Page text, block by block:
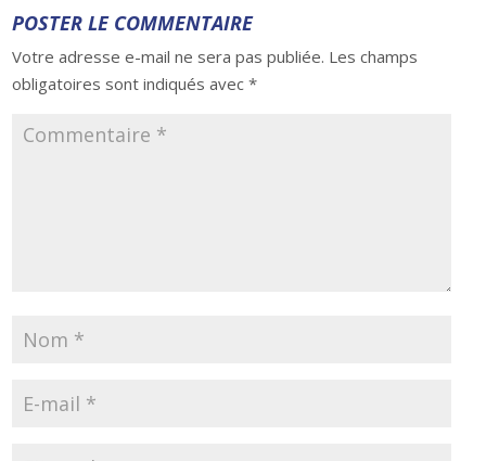
POSTER LE COMMENTAIRE
Votre adresse e-mail ne sera pas publiée. Les champs
obligatoires sont indiqués avec*